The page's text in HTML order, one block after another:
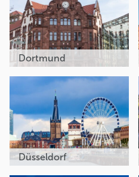
Dortmund
Düsseldorf